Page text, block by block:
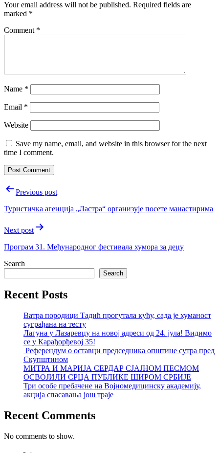
Your email address will not be published. Required fields are
marked *
Comment *
Name *
Email *
Website
Save my name, email, and website in this browser for the next
time I comment.
PostPrevious post
Туристичка агенција „Ластра“ организује посете манастирима
Next post
Програм 31. Међународног фестивала хумора за децу
Search
Search
Recent Posts
Ватра породици Тадић прогутала кућу, сада је хуманост
суграђана на тесту
Лагуна у Лазаревцу на новој адреси од 24. јула! Видимо
се у Карађорђевој 35!
Референдум о оставци председника општине сутра пред
Скупштином
МИТРА И МАРИЈА СЕРДАР СЈАЈНОМ ПЕСМОМ
ОСВОЈИЛИ СРЦА ПУБЛИКЕ ШИРОМ СРБИЈЕ
Три особе пребачене на Војномедицинску академију,
акција спасавања још траје
Recent Comments
No comments to show.